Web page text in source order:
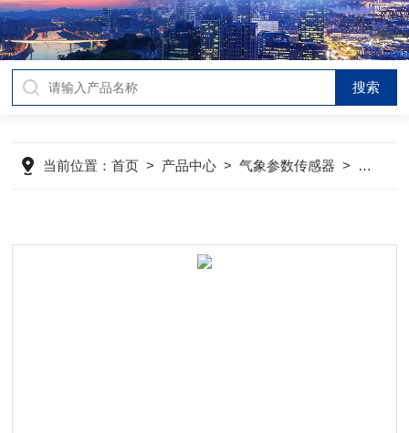
当前位置：首页 > 产品中心 >气象参数传感器 > mini超